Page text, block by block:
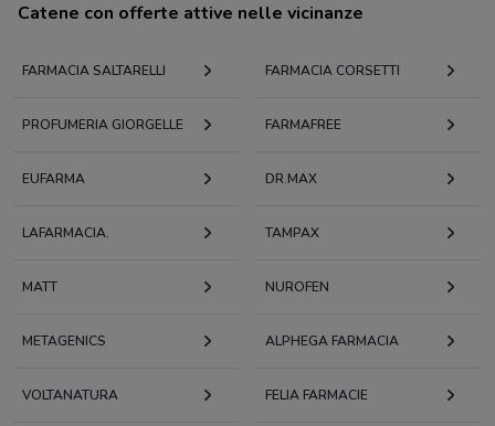
Catene con offerte attive nelle vicinanze
FARMACIA SALTARELLI FARMACIA CORSETTI
PROFUMERIA GIORGELLE FARMAFREE
EUFARMA DR.MAX
LAFARMACIA. TAMPAX
MATT NUROFEN
METAGENICS ALPHEGA FARMACIA
VOLTANATURA FELIA FARMACIE